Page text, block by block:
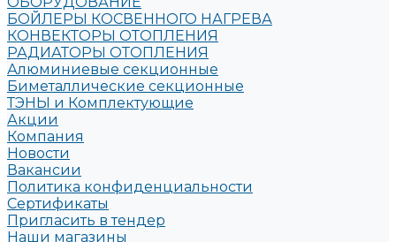
БОЙЛЕРЫ КОСВЕННОГО НАГРЕВА
КОНВЕКТОРЫ ОТОПЛЕНИЯ
РАДИАТОРЫ ОТОПЛЕНИЯ
Алюминиевые секционные
Биметаллические секционные
ТЭНЫ и Комплектующие
Акции
Компания
Новости
Вакансии
Политика конфиденциальности
Сертификаты
Пригласить в тендер
Наши магазины